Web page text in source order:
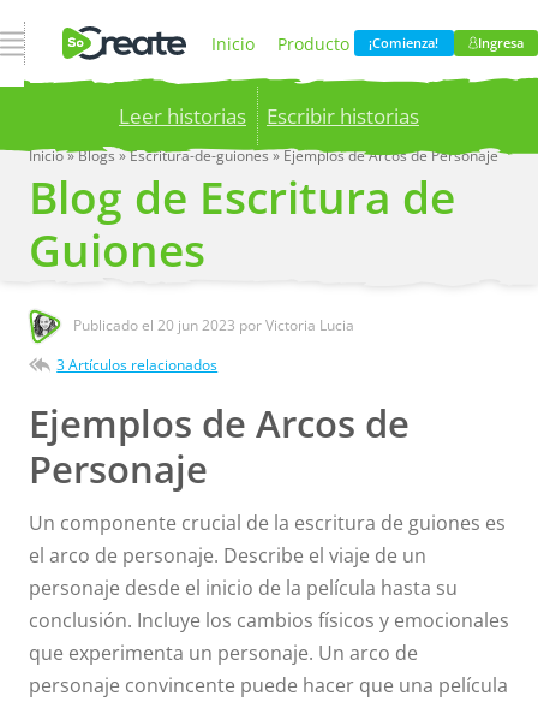
Abrir navegación Inicio Producto
Precios Blog
Compania
¡Comienza! Ingresa
Leer historias Escribir historias
Publish your stories to a global audience.
now!
Inicio»Blogs»Escritura-de-guiones»Ejemplos de Arcos de Personaje
Blog de Escritura de
Guiones
Publicado el20 jun 2023 por Victoria Lucia
3 Artículos relacionados
Ejemplos de Arcos de
Personaje
Un componente crucial de la escritura de guiones es
el arco de personaje. Describe el viaje de un
personaje desde el inicio de la película hasta su
conclusión. Incluye los cambios físicos y emocionales
que experimenta un personaje. Un arco de
personaje convincente puede hacer que una película